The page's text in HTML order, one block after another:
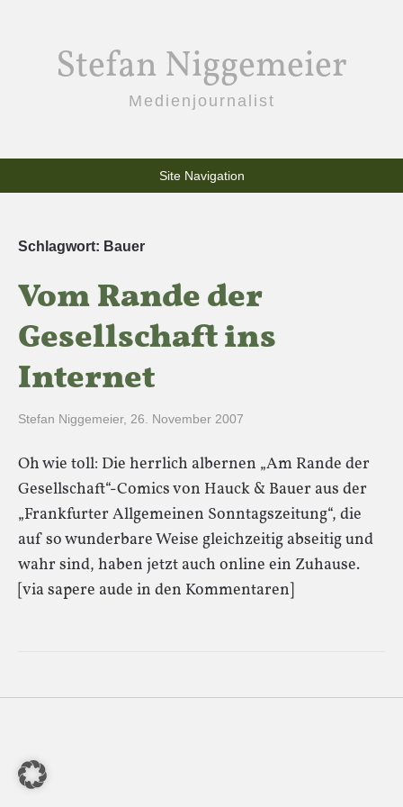
Stefan Niggemeier
Medienjournalist
Site Navigation
Schlagwort: Bauer
Vom Rande der
Gesellschaft ins
Internet
Stefan Niggemeier, 26. November 2007
Oh wie toll: Die herrlich albernen „Am Rande der
Gesellschaft“-Comics von Hauck & Bauer aus der
„Frankfurter Allgemeinen Sonntagszeitung“, die
auf so wunderbare Weise gleichzeitig abseitig und
wahr sind, haben jetzt auch online ein Zuhause.
[via sapere aude in den Kommentaren]